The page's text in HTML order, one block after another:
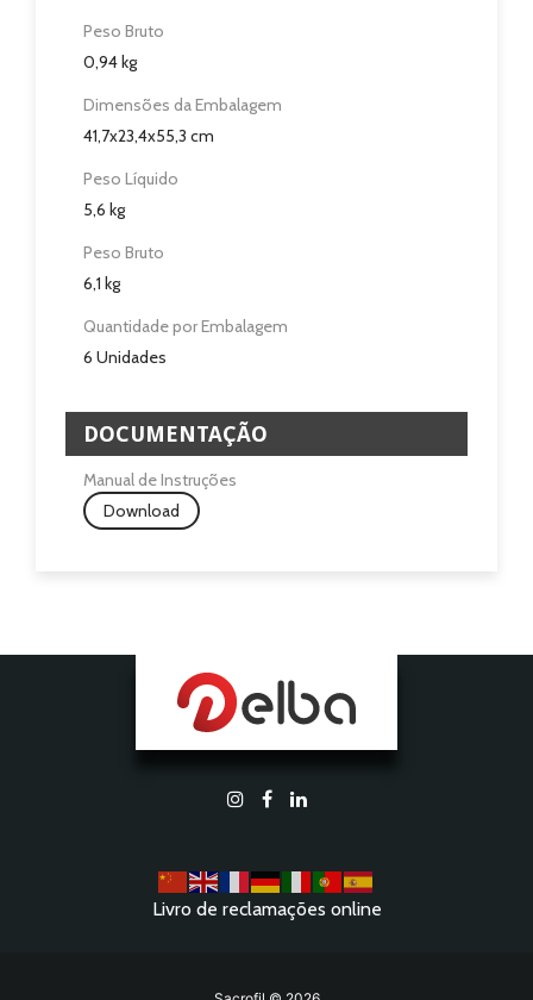
Pisos e Revestimentos
Contactos
Peso Bruto
0,94 kg
Dimensões da Embalagem
41,7x23,4x55,3 cm
Peso Líquido
5,6 kg
Peso Bruto
6,1 kg
Quantidade por Embalagem
6 Unidades
DOCUMENTAÇÃO
Manual de Instruções
Download
Livro de reclamações online